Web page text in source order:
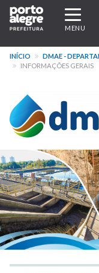
Pular
para
conteúdo
principal
MENU
INÍCIO
DMAE -
INFORMAÇÕES GERAIS